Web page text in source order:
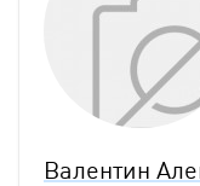
Валентин